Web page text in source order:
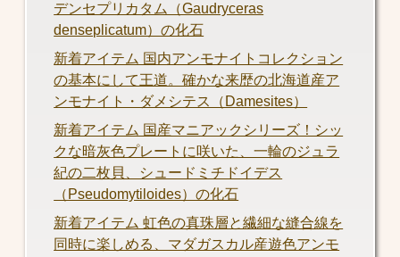
デンセプリカタム（Gaudryceras
denseplicatum）の化石
新着アイテム 国内アンモナイトコレクション
の基本にして王道。確かな来歴の北海道産ア
ンモナイト・ダメシテス（Damesites）
新着アイテム 国産マニアックシリーズ！シッ
クな暗灰色プレートに咲いた、一輪のジュラ
紀の二枚貝、シュードミチドイデス
（Pseudomytiloides）の化石
新着アイテム 虹色の真珠層と繊細な縫合線を
同時に楽しめる、マダガスカル産遊色アンモ